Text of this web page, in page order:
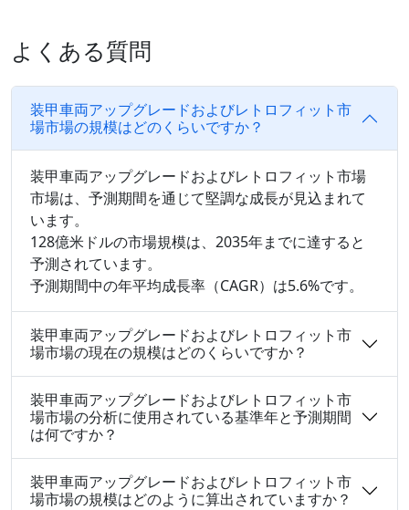
よくある質問
装甲車両アップグレードおよびレトロフィット市
場市場の規模はどのくらいですか？
装甲車両アップグレードおよびレトロフィット市場
市場は、予測期間を通じて堅調な成長が見込まれて
います。
128億米ドルの市場規模は、2035年までに達すると
予測されています。
予測期間中の年平均成長率（CAGR）は5.6%です。
装甲車両アップグレードおよびレトロフィット市
場市場の現在の規模はどのくらいですか？
装甲車両アップグレードおよびレトロフィット市
場市場の分析に使用されている基準年と予測期間
は何ですか？
装甲車両アップグレードおよびレトロフィット市
場市場の規模はどのように算出されていますか？